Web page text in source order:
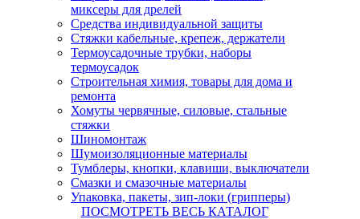
миксеры для дрелей
Средства индивидуальной защиты
Стяжки кабельные, крепеж, держатели
Термоусадочные трубки, наборы
термоусадок
Строительная химия, товары для дома и
ремонта
Хомуты червячные, силовые, стальные
стяжки
Шиномонтаж
Шумоизоляционные материалы
Тумблеры, кнопки, клавиши, выключатели
Смазки и смазочные материалы
Упаковка, пакеты, зип-локи (грипперы)
ПОСМОТРЕТЬ ВЕСЬ КАТАЛОГ